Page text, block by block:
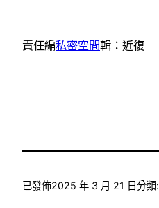
責任編私密空間輯：近復
已發佈2025 年 3 月 21 日分類: